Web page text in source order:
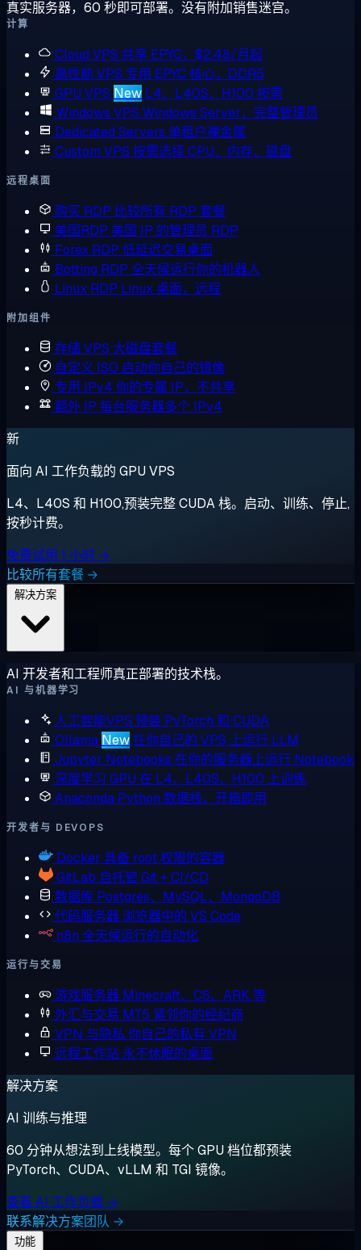
真实服务器，60 秒即可部署。没有附加销售迷宫。
计算
Cloud VPS 共享 EPYC，$2.48/月起
高性能 VPS 专用 EPYC 核心，DDR5
GPU VPS New L4、L40S、H100 按需
Windows VPS Windows Server，完整管理员
Dedicated Servers 单租户裸金属
Custom VPS 按需选择 CPU、内存、磁盘
远程桌面
购买 RDP 比较所有 RDP 套餐
美国RDP 美国 IP 的管理员 RDP
Forex RDP 低延迟交易桌面
Botting RDP 全天候运行你的机器人
Linux RDP Linux 桌面，远程
附加组件
存储 VPS 大磁盘套餐
自定义 ISO 启动你自己的镜像
专用 IPv4 你的专属 IP，不共享
额外 IP 每台服务器多个 IPv4
新
面向 AI 工作负载的 GPU VPS
L4、L40S 和 H100,预装完整 CUDA 栈。启动、训练、停止,
按秒计费。
免费试用 1 小时 →
比较所有套餐 →
AI 开发者和工程师真正部署的技术栈。
AI 与机器学习
人工智能VPS 预装 PyTorch 和 CUDA
Ollama New在你自己的 VPS 上运行 LLM
Jupyter Notebooks 在你的服务器上运行 Notebook
深度学习 GPU 在 L4、L40S、H100 上训练
Anaconda Python 数据栈，开箱即用
开发者与 DEVOPS
Docker 具备 root 权限的容器
GitLab 自托管 Git + CI/CD
数据库 Postgres、MySQL、MongoDB
代码服务器 浏览器中的 VS Code
n8n 全天候运行的自动化
运行与交易
游戏服务器 Minecraft、CS、ARK 等
外汇与交易 MT5 紧邻你的经纪商
VPN 与隐私 你自己的私有 VPN
远程工作站 永不休眠的桌面
解决方案
AI 训练与推理
60 分钟从想法到上线模型。每个 GPU 档位都预装
PyTorch、CUDA、vLLM 和 TGI 镜像。
查看 AI 工作负载 →
联系解决方案团队 →